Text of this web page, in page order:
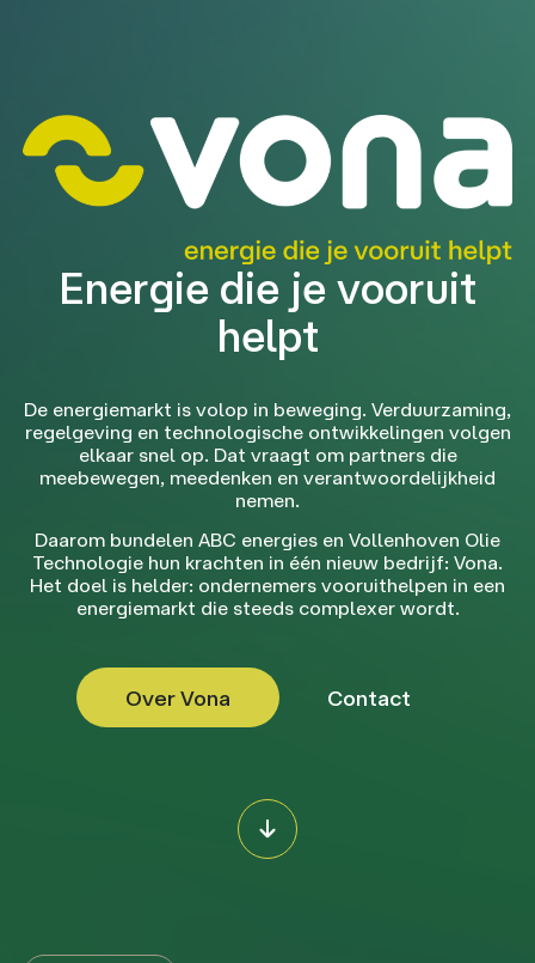
Energie die je vooruit
helpt
De energiemarkt is volop in beweging. Verduurzaming,
regelgeving en technologische ontwikkelingen volgen
elkaar snel op. Dat vraagt om partners die
meebewegen, meedenken en verantwoordelijkheid
nemen.
Daarom bundelen ABC energies en Vollenhoven Olie
Technologie hun krachten in één nieuw bedrijf: Vona.
Het doel is helder: ondernemers vooruithelpen in een
energiemarkt die steeds complexer wordt.
Over Vona Contact